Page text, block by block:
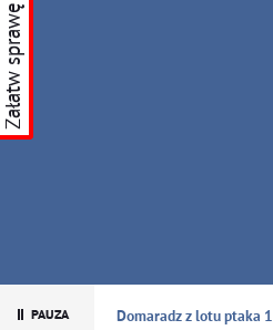
GMINA DOMARADZ
Domaradz z lotu ptaka 1
Załatw sprawę